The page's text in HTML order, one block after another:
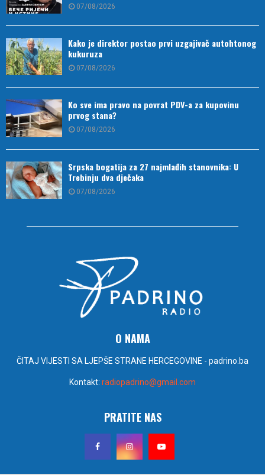
07/08/2026
Kako je direktor postao prvi uzgajivač autohtonog
kukuruza
07/08/2026
Ko sve ima pravo na povrat PDV-a za kupovinu
prvog stana?
07/08/2026
Srpska bogatija za 27 najmlađih stanovnika: U
Trebinju dva dječaka
07/08/2026
O NAMA
ČITAJ VIJESTI SA LJEPŠE STRANE HERCEGOVINE - padrino.ba
Kontakt: radiopadrino@gmail.com
PRATITE NAS